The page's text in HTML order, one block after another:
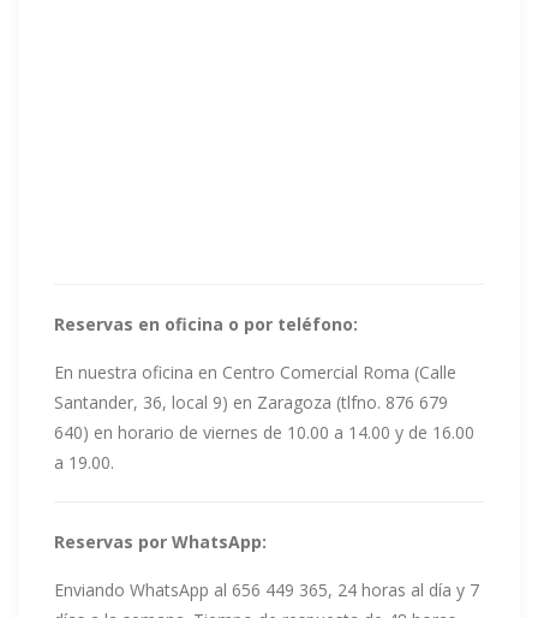
Reservas en oficina o por teléfono:
En nuestra oficina en Centro Comercial Roma (Calle
Santander, 36, local 9) en Zaragoza (tlfno. 876 679
640) en horario de viernes de 10.00 a 14.00 y de 16.00
a 19.00.
Reservas por WhatsApp:
Enviando WhatsApp al 656 449 365, 24 horas al día y 7